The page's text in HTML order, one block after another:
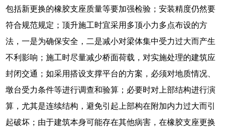
包括新更换的橡胶支座质量等要加强检验；安装精度仍然要
符合规范规定；顶升施工时宜采用多顶小力多点布设的方
法，一是为确保安全，二是减小对梁体集中受力过大而产生
不利影响；施工时尽量减少桥面荷载，对实施处理的建筑应
封闭交通；如采用搭设支撑平台的方案，必须对地质情况、
墩台受力条件等进行调查和验算；必要时对上部结构进行演
算，尤其是连续结构，避免引起上部构在附加内力过大而引
起破坏；由于建筑本身可能存在其他病害，在橡胶支座更换